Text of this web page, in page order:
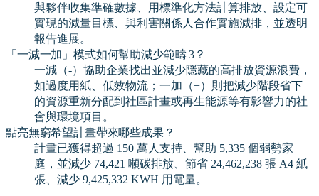
與夥伴收集準確數據、用標準化方法計算排放、設定可
實現的減量目標、與利害關係人合作實施減排，並透明
報告進展。
「一減一加」模式如何幫助減少範疇 3？
一減（-）協助企業找出並減少隱藏的高排放資源浪費，
如過度用紙、低效物流；一加（+）則把減少階段省下
的資源重新分配到社區計畫或再生能源等有影響力的社
會與環境項目。
點亮無窮希望計畫帶來哪些成果？
計畫已獲得超過 150 萬人支持、幫助 5,335 個弱勢家
庭，並減少 74,421 噸碳排放、節省 24,462,238 張 A4 紙
張、減少 9,425,332 KWH 用電量。